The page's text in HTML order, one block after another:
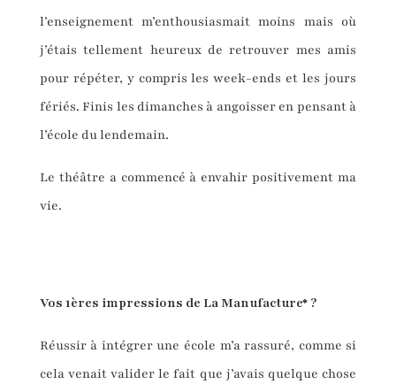
l’enseignement m’enthousiasmait moins mais où
j’étais tellement heureux de retrouver mes amis
pour répéter, y compris les week-ends et les jours
fériés. Finis les dimanches à angoisser en pensant à
l’école du lendemain.
Le théâtre a commencé à envahir positivement ma
vie.
Vos 1ères impressions de La Manufacture* ?
Réussir à intégrer une école m’a rassuré, comme si
cela venait valider le fait que j’avais quelque chose